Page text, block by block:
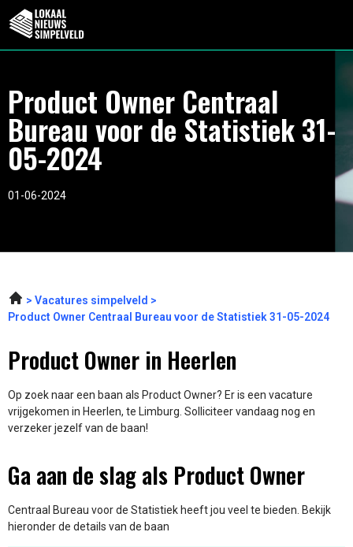
Product Owner Centraal
Bureau voor de Statistiek 31-
05-2024
01-06-2024
Vacatures simpelveld
Product Owner Centraal Bureau voor de Statistiek 31-05-2024
Product Owner in Heerlen
Op zoek naar een baan als Product Owner? Er is een vacature
vrijgekomen in Heerlen, te Limburg. Solliciteer vandaag nog en
verzeker jezelf van de baan!
Ga aan de slag als Product Owner
Centraal Bureau voor de Statistiek heeft jou veel te bieden. Bekijk
hieronder de details van de baan